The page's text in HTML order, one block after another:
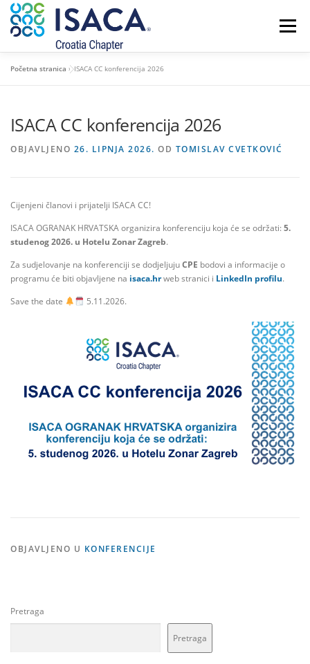
Preskoči
sadržaj
Izbornik
NOVOSTI KONTAKT
Početna stranica »ISACA CC konferencija 2026
ISACA CC konferencija 2026
OBJAVLJENO 26. LIPNJA 2026. OD TOMISLAV CVETKOVIĆ
Cijenjeni članovi i prijatelji ISACA CC!
ISACA OGRANAK HRVATSKA organizira konferenciju koja će se održati:5.
studenog 2026. u Hotelu Zonar Zagreb.
Za sudjelovanje na konferenciji se dodjeljujuCPE bodovi a informacije o
programu će biti objavljene na isaca.hrweb stranici i LinkedIn profilu.
Save the date
5.11.2026.
OBJAVLJENO U KONFERENCIJE
Pretraga
Pretraga